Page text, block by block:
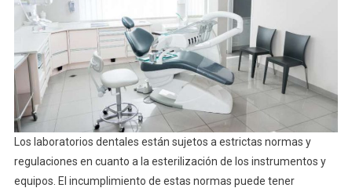
Los laboratorios dentales están sujetos a estrictas normas y
regulaciones en cuanto a la esterilización de los instrumentos y
equipos. El incumplimiento de estas normas puede tener